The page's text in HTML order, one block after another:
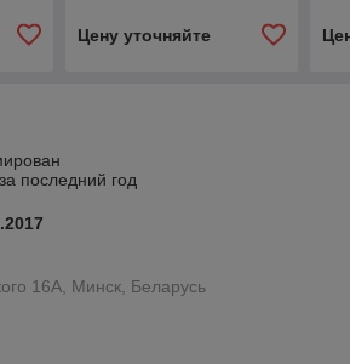
Цену уточняйте
последний год
16А, Минск, Беларусь